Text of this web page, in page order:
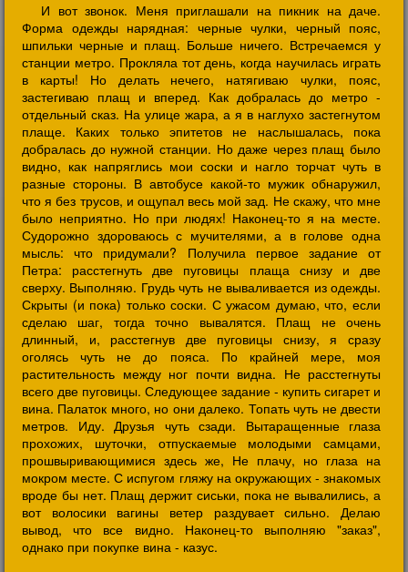
И вот звонок. Меня приглашали на пикник на даче.
Форма одежды нарядная: черные чулки, черный пояс,
шпильки черные и плащ. Больше ничего. Встречаемся у
станции метро. Прокляла тот день, когда научилась играть
в карты! Но делать нечего, натягиваю чулки, пояс,
застегиваю плащ и вперед. Как добралась до метро -
отдельный сказ. На улице жара, а я в наглухо застегнутом
плаще. Каких только эпитетов не наслышалась, пока
добралась до нужной станции. Но даже через плащ было
видно, как напряглись мои соски и нагло торчат чуть в
разные стороны. В автобусе какой-то мужик обнаружил,
что я без трусов, и ощупал весь мой зад. Не скажу, что мне
было неприятно. Но при людях! Наконец-то я на месте.
Судорожно здороваюсь с мучителями, а в голове одна
мысль: что придумали? Получила первое задание от
Петра: расстегнуть две пуговицы плаща снизу и две
сверху. Выполняю. Грудь чуть не вываливается из одежды.
Скрыты (и пока) только соски. С ужасом думаю, что, если
сделаю шаг, тогда точно вывалятся. Плащ не очень
длинный, и, расстегнув две пуговицы снизу, я сразу
оголясь чуть не до пояса. По крайней мере, моя
растительность между ног почти видна. Не расстегнуты
всего две пуговицы. Следующее задание - купить сигарет и
вина. Палаток много, но они далеко. Топать чуть не двести
метров. Иду. Друзья чуть сзади. Вытаращенные глаза
прохожих, шуточки, отпускаемые молодыми самцами,
прошвыривающимися здесь же, Не плачу, но глаза на
мокром месте. С испугом гляжу на окружающих - знакомых
вроде бы нет. Плащ держит сиськи, пока не вывалились, а
вот волосики вагины ветер раздувает сильно. Делаю
вывод, что все видно. Наконец-то выполняю "заказ",
однако при покупке вина - казус.